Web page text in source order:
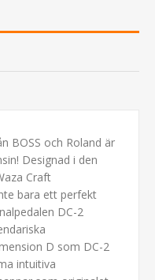
BOSS och Roland är
Designad i den
Craft
bara ett perfekt
DC-2
D som DC-2
intuitiva